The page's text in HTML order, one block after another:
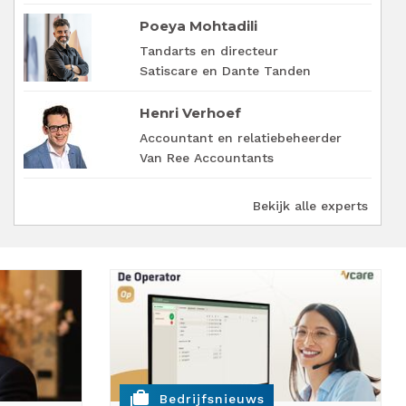
Poeya Mohtadili
Tandarts en directeur
Satiscare en Dante Tanden
Henri Verhoef
Accountant en relatiebeheerder
Van Ree Accountants
Bekijk alle experts
cases Bedrijfsnieuws